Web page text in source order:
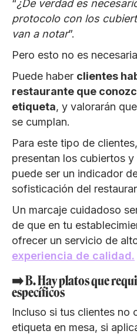
“¿De verdad es
protocolo con los
van a notar”.
Pero esto no es
Puede haber clientes
restaurante que
etiqueta, y valorarán
se cumplan.
Para este tipo de
presentan los cubiertos
puede ser un indicador
sofisticación del
Un marcaje cuidadoso
de que en tu
ofrecer un servicio de
experiencia de calidad.
➡️ B. Hay platos que
específicos
Incluso si tus clientes no
etiqueta en mesa, si